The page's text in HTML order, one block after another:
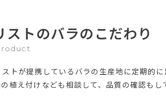
ストのバラのこだわり
トが提携しているバラの生産地に定期的に
植え付けなども相談して、品質の確認もし